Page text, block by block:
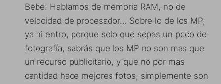
Bebe: Hablamos de memoria RAM, no de
velocidad de procesador… Sobre lo de los MP,
ya ni entro, porque solo que sepas un poco de
fotografía, sabrás que los MP no son mas que
un recurso publicitario, y que no por mas
cantidad hace mejores fotos, simplemente son